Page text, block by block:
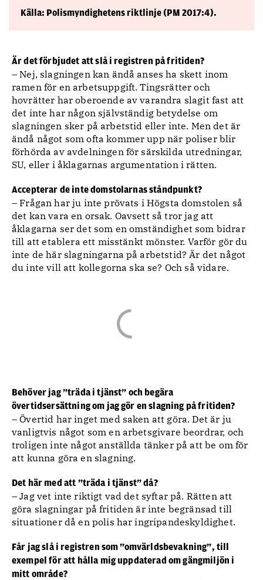
Källa: Polismyndighetens riktlinje (PM 2017:4).
Är det förbjudet att slå i registren på fritiden?
– Nej, slagningen kan ändå anses ha skett inom
ramen för en arbetsuppgift. Tingsrätter och
hovrätter har oberoende av varandra slagit fast att
det inte har någon självständig betydelse om
slagningen sker på arbetstid eller inte. Men det är
ändå något som ofta kommer upp när poliser blir
förhörda av avdelningen för särskilda utredningar,
SU, eller i åklagarnas argumentation i rätten.
Accepterar de inte domstolarnas ståndpunkt?
– Frågan har ju inte prövats i Högsta domstolen så
det kan vara en orsak. Oavsett så tror jag att
åklagarna ser det som en omständighet som bidrar
till att etablera ett misstänkt mönster. Varför gör du
inte de här slagningarna på arbetstid? Är det något
du inte vill att kollegorna ska se? Och så vidare.
Behöver jag ”träda i tjänst” och begära
övertidsersättning om jag gör en slagning på fritiden?
– Övertid har inget med saken att göra. Det är ju
vanligtvis något som en arbetsgivare beordrar, och
troligen inte något anställda tänker på att be om för
att kunna göra en slagning.
Det här med att ”träda i tjänst” då?
– Jag vet inte riktigt vad det syftar på. Rätten att
göra slagningar på fritiden är inte begränsad till
situationer då en polis har ingripandeskyldighet.
Får jag slå i registren som ”omvärldsbevakning”, till
exempel för att hålla mig uppdaterad om gängmiljön i
mitt område?